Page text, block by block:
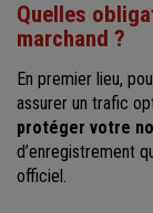
Quelles
marchand ?
En premier lieu,
assurer un trafic
protéger votre
d’enregistrement
officiel.